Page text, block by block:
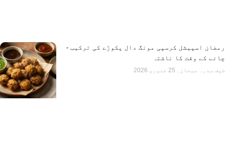
رمضان اسپیشل کرسپی مونگ دال پکوڑے کی ترکیب -
چائے کے وقت کا ناشتہ
شیف سدرہ سبحان